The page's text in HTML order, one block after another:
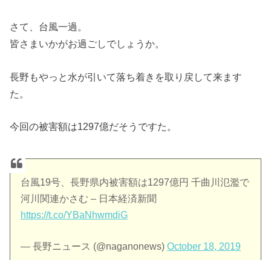
さて、台風一過。
皆さまいかがお過ごしでしょうか。
長野もやっと水が引いて落ち着きを取り戻して来ます
た。
今回の被害額は1297億だそうですた。
台風19号、長野県内被害額は1297億円 千曲川氾濫で
河川関連かさむ – 日本経済新聞
https://t.co/YBaNhwmdiG
— 長野ニュース (@naganonews)October 18, 2019